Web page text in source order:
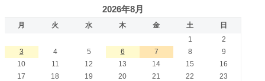
2026年8月
月 火 水 木 金 土
日
1
2
3
4 5 6 7 8
9
10
11 12 13 14 15
16
17
18 19 20 21 22
23